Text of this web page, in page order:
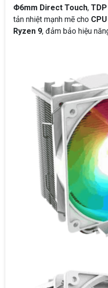
Φ6mm Direct Touch,
tản nhiệt mạnh mẽ cho
Ryzen 9, đảm bảo hiệu